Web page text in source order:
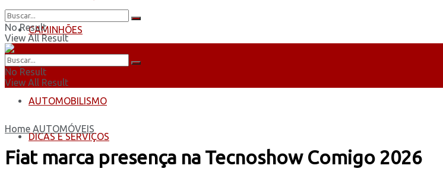
CAMINHÕES
ÔNIBUS
AUTOMOBILISMO
DICAS E SERVIÇOS
No Result
View All Result
No Result
View All Result
Home AUTOMÓVEIS
Fiat marca presença na Tecnoshow Comigo 2026